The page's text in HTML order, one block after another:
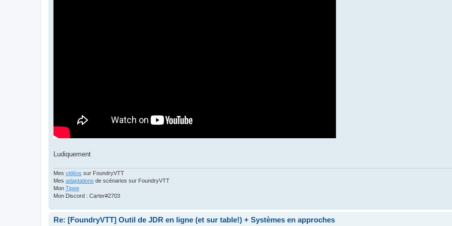
Ludiquement
Mes vidéos sur FoundryVTT
Mes adaptations de scénarios sur FoundryVTT
Mon Tipee
Mon Discord : Carter#2703
Re: [FoundryVTT] Outil de JDR en ligne (et sur table!) + Systèmes en approches